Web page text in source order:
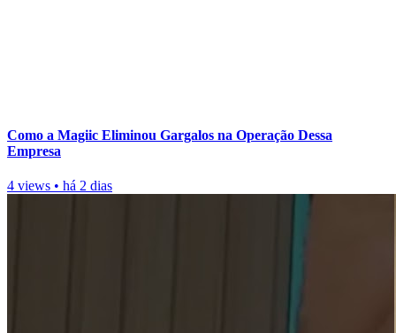
Como a Magiic Eliminou Gargalos na Operação Dessa
Empresa
4 views • há 2 dias